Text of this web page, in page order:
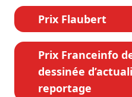
Prix Flaubert
Prix Franceinfo
dessinée
reportage